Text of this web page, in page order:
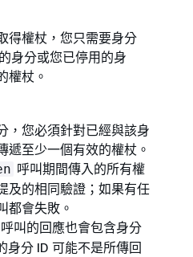
得權杖，您只需要身分
身分或您已停用的身
權杖。
，您必須針對已經與該身
遞至少一個有效的權杖。
呼叫期間傳入的所有權
及的相同驗證；如果有任
都會失敗。
呼叫的回應也會包含身分
身分 ID 可能不是所傳回